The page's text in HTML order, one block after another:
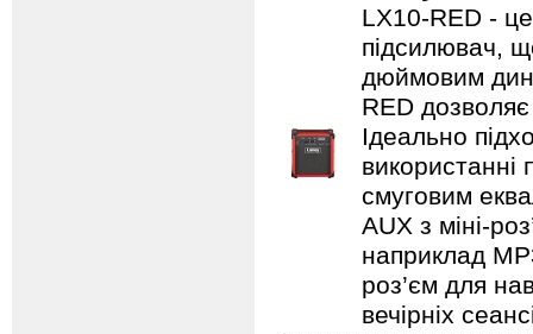
LX10-RED -
підсилювач,
дюймовим
RED
Ідеально
використанні
смуговим
AUX з міні-
наприклад
роз’єм для
вечірніх